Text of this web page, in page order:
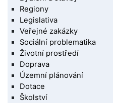
Regiony
Legislativa
Veřejné zakázky
Sociální problematika
Životní prostředí
Doprava
Územní plánování
Dotace
Školství